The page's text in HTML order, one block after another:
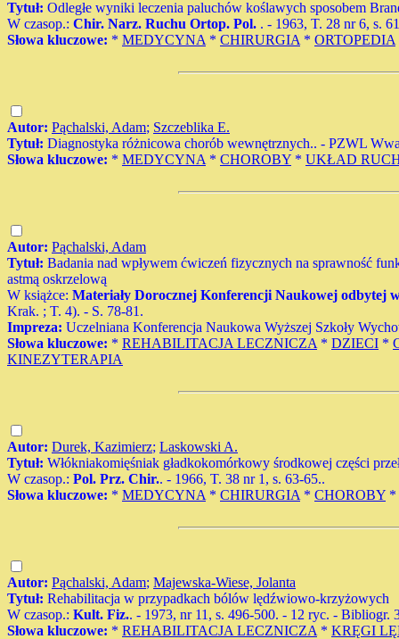
Tytuł: Odległe wyniki leczenia paluchów koślawych sposobem
W czasop.: Chir. Narz. Ruchu Ortop. Pol. . - 1963, T. 28 nr 6, s.
Słowa kluczowe: * MEDYCYNA * CHIRURGIA * ORTOPEDIA
Autor: Pąchalski, Adam; Szczeblika E.
Tytuł: Diagnostyka różnicowa chorób wewnętrznych.. - PZWL
Słowa kluczowe: * MEDYCYNA * CHOROBY * UKŁAD
Autor: Pąchalski, Adam
Tytuł: Badania nad wpływem ćwiczeń fizycznych na sprawność
astmą oskrzelową
W książce: Materiały Dorocznej Konferencji Naukowej odbytej
Krak. ; T. 4). - S. 78-81.
Impreza: Uczelniana Konferencja Naukowa Wyższej Szkoły
Słowa kluczowe: * REHABILITACJA LECZNICZA * DZIECI *
KINEZYTERAPIA
Autor: Durek, Kazimierz; Laskowski A.
Tytuł: Włókniakomięśniak gładkokomórkowy środkowej części
W czasop.: Pol. Prz. Chir.. - 1966, T. 38 nr 1, s. 63-65..
Słowa kluczowe: * MEDYCYNA * CHIRURGIA * CHOROBY *
Autor: Pąchalski, Adam; Majewska-Wiese, Jolanta
Tytuł: Rehabilitacja w przypadkach bólów lędźwiowo-krzyżowych
W czasop.: Kult. Fiz.. - 1973, nr 11, s. 496-500. - 12 ryc. - Bibliogr.
Słowa kluczowe: * REHABILITACJA LECZNICZA * KRĘGI